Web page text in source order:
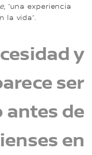
, “una experiencia
la vida”.
y
ser
de
en